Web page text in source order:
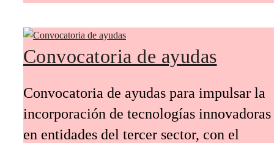
Convocatoria de ayudas
Convocatoria de ayudas para impulsar la
incorporación de tecnologías innovadoras
en entidades del tercer sector, con el